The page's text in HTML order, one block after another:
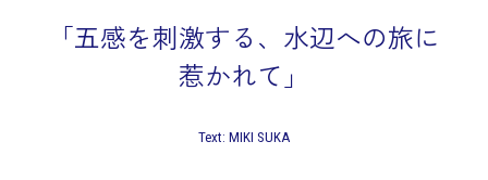
「五感を刺激する、水辺への旅に
惹かれて」
Text: MIKI SUKA